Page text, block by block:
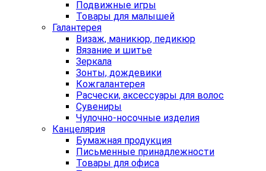
Подвижные игры
Товары для малышей
Галантерея
Визаж, маникюр, педикюр
Вязание и шитье
Зеркала
Зонты, дождевики
Кожгалантерея
Расчески, аксессуары для волос
Сувениры
Чулочно-носочные изделия
Канцелярия
Бумажная продукция
Письменные принадлежности
Товары для офиса